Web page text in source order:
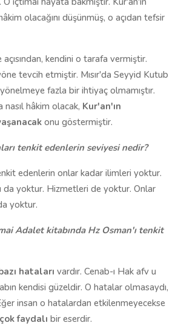
olacağını düşünmüş, o açıdan tefsir
kendini o tarafa vermiştir.
tevcih etmiştir. Mısır'da Seyyid Kutub
fazla bir ihtiyaç olmamıştır.
hâkim olacak, Kur'an'ın
onu göstermiştir.
tenkit edenlerin seviyesi nedir?
edenlerin onlar kadar ilimleri yoktur.
da yoktur. Hizmetleri de yoktur. Onlar
yoktur.
Adalet kitabında Hz Osman'ı tenkit
hataları vardır. Cenab-ı Hak afv u
kendisi güzeldir. O hatalar olmasaydı,
insan o hatalardan etkilenmeyecekse
çok faydalı bir eserdir.